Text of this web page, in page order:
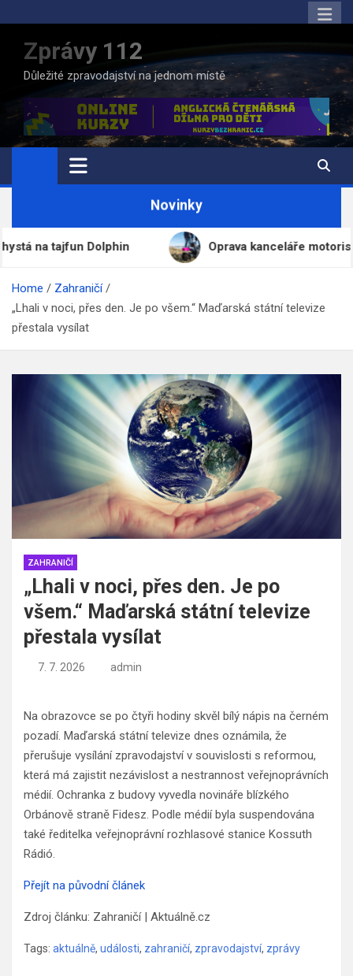
to
contentZprávy 112
Důležité zpravodajství na jednom místě
Novinky
Dolphin Oprava kanceláře motoristického
Home
Zahraničí
„Lhali v noci, přes den. Je po všem.“ Maďarská státní televize
přestala vysílat
ZAHRANIČÍ
„Lhali v noci, přes den. Je po
všem.“ Maďarská státní televize
přestala vysílat
7. 7. 2026 admin
Na obrazovce se po čtyři hodiny skvěl bílý nápis na černém
pozadí. Maďarská státní televize dnes oznámila, že
přerušuje vysílání zpravodajství v souvislosti s reformou,
která má zajistit nezávislost a nestrannost veřejnoprávních
médií. Ochranka z budovy vyvedla novináře blízkého
Orbánově straně Fidesz. Podle médií byla suspendována
také ředitelka veřejnoprávní rozhlasové stanice Kossuth
Rádió.
Přejít na původní článek
Zdroj článku: Zahraničí | Aktuálně.cz
Tags: aktuálně, události, zahraničí, zpravodajství, zprávy